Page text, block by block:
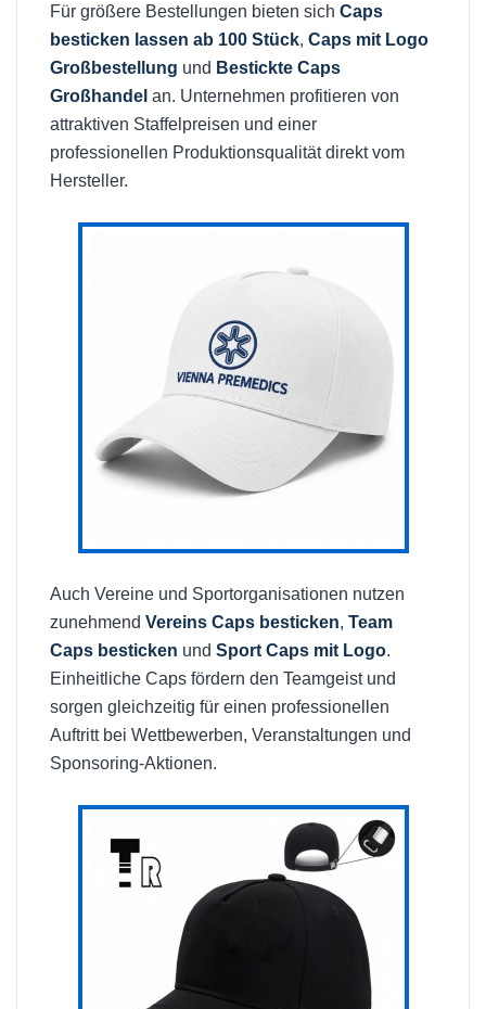
Für größere Bestellungen bieten sich Caps
besticken lassen ab 100 Stück, Caps mit Logo
Großbestellung und Bestickte Caps
Großhandel an. Unternehmen profitieren von
attraktiven Staffelpreisen und einer
professionellen Produktionsqualität direkt vom
Hersteller.
Auch Vereine und Sportorganisationen nutzen
zunehmend Vereins Caps besticken, Team
Caps besticken und Sport Caps mit Logo.
Einheitliche Caps fördern den Teamgeist und
sorgen gleichzeitig für einen professionellen
Auftritt bei Wettbewerben, Veranstaltungen und
Sponsoring-Aktionen.